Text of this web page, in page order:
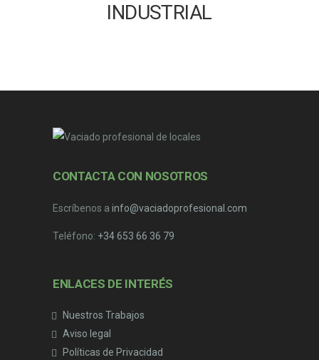
INDUSTRIAL
CONTACTA CON NOSOTROS
Escríbenos a info@vaciadoprofesional.com
Teléfono: +34 653 66 36 79
ENLACES DE INTERÉS
Nuestros Trabajos
Aviso legal
Políticas de Privacidad